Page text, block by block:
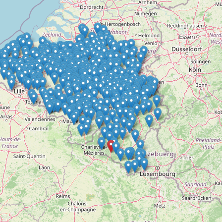
Doelloos
Ronde Van Flandriën
Dhr. Dries
Schapentocht
Het lossen van de kunst
Kerkstraten
7 rollen van Steven Seagal
Dodentocht
Redelijk slecht weer
In vogelvlucht